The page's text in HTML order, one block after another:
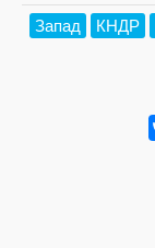
Запад КНДР